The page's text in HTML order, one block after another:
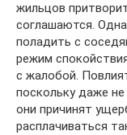
жильцов
соглашаются.
поладить с
режим
с жалобой.
поскольку даже
они причинят
расплачиваться